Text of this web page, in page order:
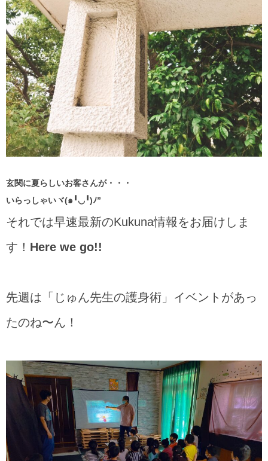
玄関に夏らしいお客さんが・・・
いらっしゃいヾ(๑╹◡╹)ﾉ”
それでは早速最新のKukuna情報をお届けしま
す！ Here we go!!
先週は「じゅん先生の護身術」イベントがあっ
たのね〜ん！